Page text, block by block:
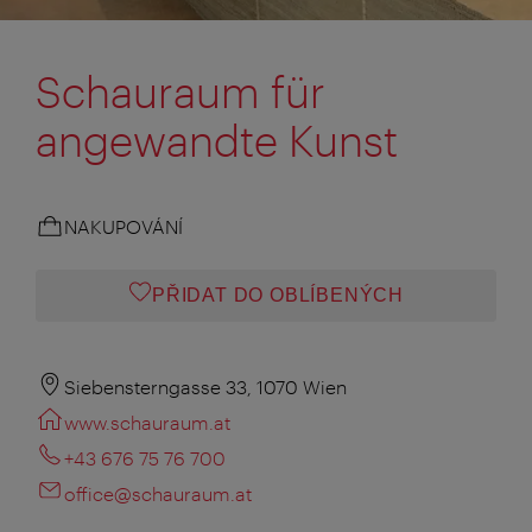
Schauraum für
angewandte Kunst
NAKUPOVÁNÍ
PŘIDAT DO OBLÍBENÝCH
Siebensterngasse 33, 1070 Wien
www.schauraum.at
+43 676 75 76 700
office@schauraum.at